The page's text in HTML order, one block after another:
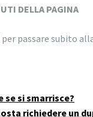
DELLA PAGINA
per passare subito
se si smarrisce?
richiedere un